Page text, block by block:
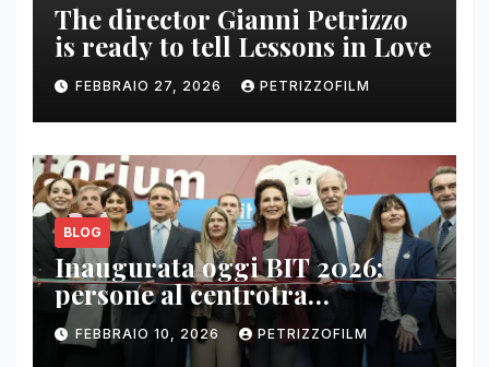
The director Gianni Petrizzo
is ready to tell Lessons in Love
FEBBRAIO 27, 2026 PETRIZZOFILM
BLOG
Inaugurata oggi BIT 2026:
persone al centrotra
contenuti, relazioni e business
FEBBRAIO 10, 2026 PETRIZZOFILM